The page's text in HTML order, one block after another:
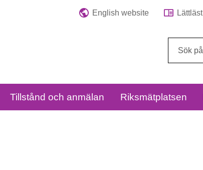
English website Lättläst
Tillstånd och anmälan Riksmätplatsen